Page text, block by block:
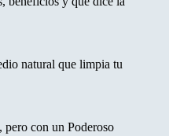
natural que limpia tu
con un Poderoso